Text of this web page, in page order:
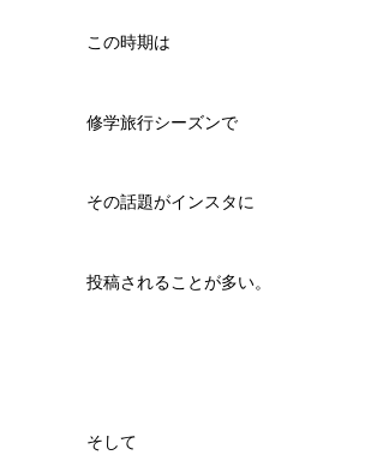
この時期は
修学旅行シーズンで
その話題がインスタに
投稿されることが多い。
そして